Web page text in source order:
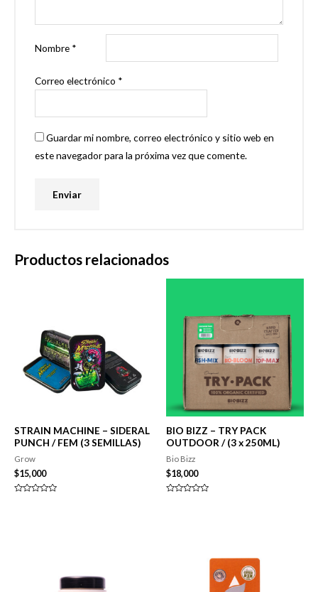
Nombre *
Correo electrónico *
Guardar mi nombre, correo electrónico y sitio web en
este navegador para la próxima vez que comente.
Productos relacionados
STRAIN MACHINE – SIDERAL
PUNCH / FEM (3 SEMILLAS)
Grow
$15,000
BIO BIZZ – TRY PACK
OUTDOOR / (3 x 250ML)
Bio Bizz
$18,000